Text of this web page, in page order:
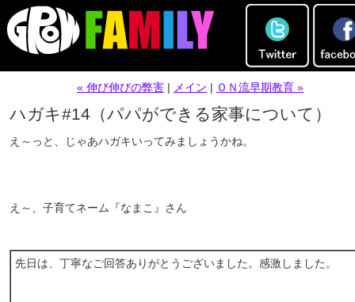
« 伸び伸びの弊害 | メイン | ＯＮ流早期教育 »
ハガキ#14（パパができる家事について）
え～っと、じゃあハガキいってみましょうかね。
え～、子育てネーム『なまこ』さん
先日は、丁寧なご回答ありがとうございました。感激しました。